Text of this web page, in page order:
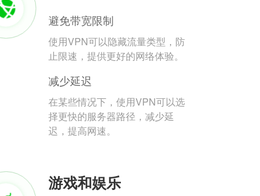
避免带宽限制
使用VPN可以隐藏流量类型，防
止限速，提供更好的网络体验。
减少延迟
在某些情况下，使用VPN可以选
择更快的服务器路径，减少延
迟，提高网速。
游戏和娱乐